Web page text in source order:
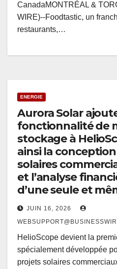
CanadaMONTRÉAL &
WIRE)--Foodtastic, un
restaurants,…
ENERGIE
Aurora Solar
fonctionnalité de
stockage à
ainsi la
solaires
et l’analyse
d’une seule et
JUIN 16, 2026
HelioScope devient la
spécialement développée
projets solaires